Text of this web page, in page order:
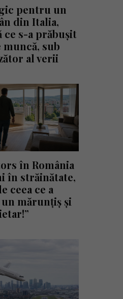
pentru un
din Italia,
s-a prăbușit
sub
al verii
în România
în străinătate,
ceea ce a
un mărunțiș și